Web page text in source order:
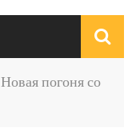
Новая погоня со